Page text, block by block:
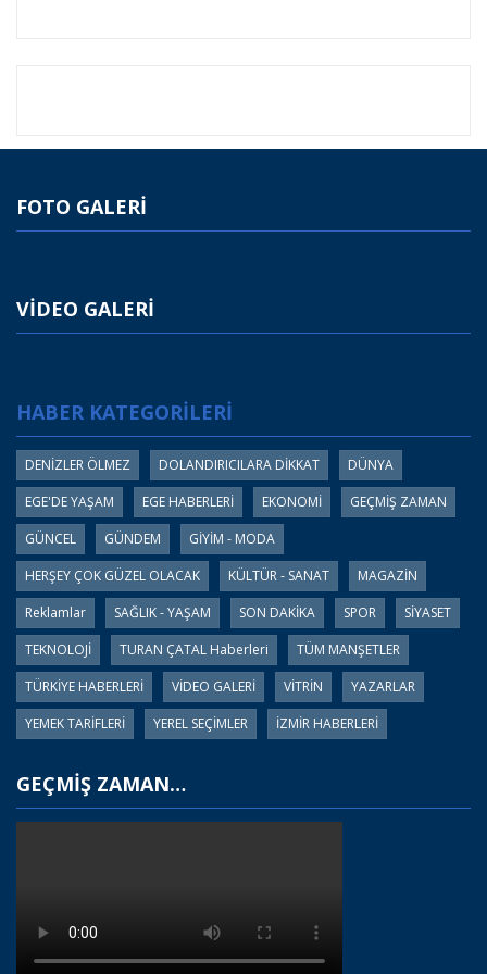
FOTO GALERİ
VİDEO GALERİ
HABER KATEGORİLERİ
DENİZLER ÖLMEZ DOLANDIRICILARA DİKKAT
DÜNYA
EGE'DE YAŞAM
EGE HABERLERİ EKONOMİ
GEÇMİŞ ZAMAN
GÜNCEL
GÜNDEM
GİYİM - MODA
HERŞEY ÇOK GÜZEL OLACAK
KÜLTÜR - SANAT
MAGAZİN
Reklamlar
SAĞLIK - YAŞAM SON DAKİKA SPOR
SİYASET
TEKNOLOJİ
TURAN ÇATAL Haberleri
TÜM MANŞETLER
TÜRKİYE HABERLERİ
VİDEO GALERİ VİTRİN
YAZARLAR
YEMEK TARİFLERİ
YEREL SEÇİMLER İZMİR HABERLERİ
GEÇMİŞ ZAMAN…